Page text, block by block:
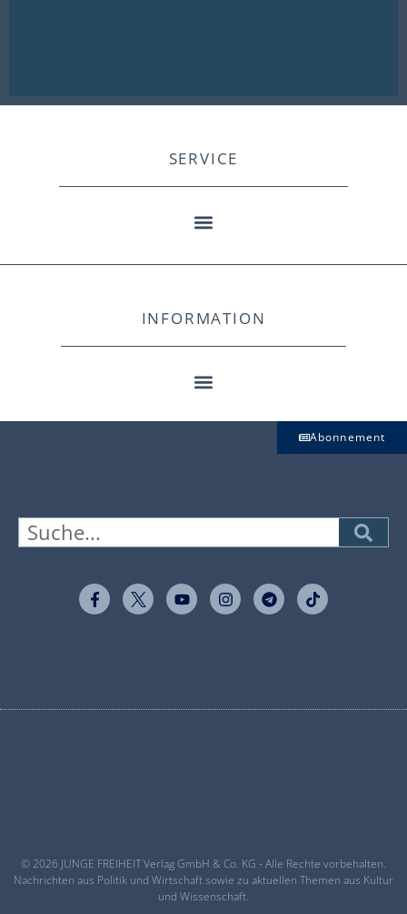
SERVICE
INFORMATION
Abonnement
© 2026 JUNGE FREIHEIT Verlag GmbH & Co. KG - Alle Rechte vorbehalten.
Nachrichten aus Politik und Wirtschaft sowie zu aktuellen Themen aus Kultur
und Wissenschaft.